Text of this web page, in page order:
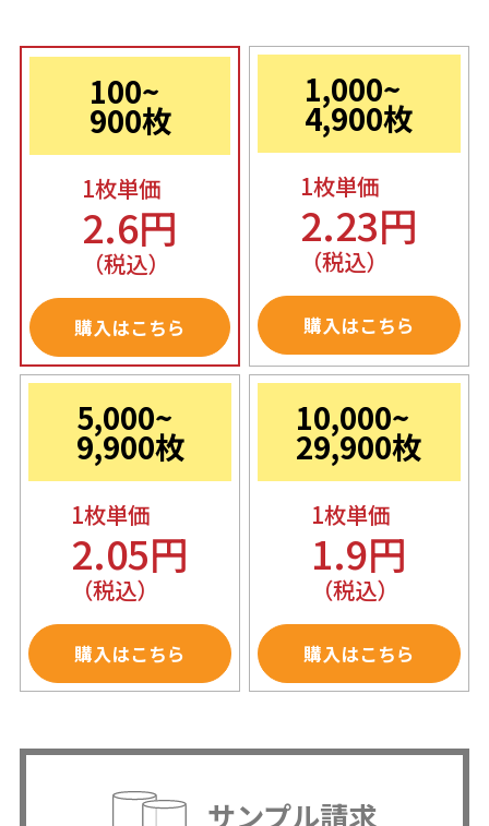
100~
900枚
1枚単価
2.6円
（税込）
購入はこちら
1,000~
4,900枚
1枚単価
2.23円
（税込）
購入はこちら
5,000~
9,900枚
1枚単価
2.05円
（税込）
購入はこちら
10,000~
29,900枚
1枚単価
1.9円
（税込）
購入はこちら
サンプル請求